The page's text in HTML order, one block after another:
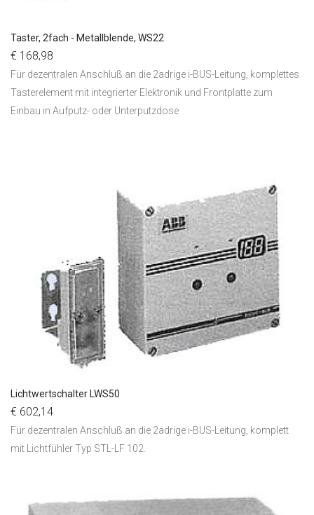
Taster, 2fach - Metallblende, WS22
€ 168,98
Für dezentralen Anschluß an die 2adrige i-BUS-Leitung, komplettes
Tasterelement mit integrierter Elektronik und Frontplatte zum
Einbau in Aufputz- oder Unterputzdose
Lichtwertschalter LWS50
€ 602,14
Für dezentralen Anschluß an die 2adrige i-BUS-Leitung, komplett
mit Lichtfühler Typ STL-LF 102.